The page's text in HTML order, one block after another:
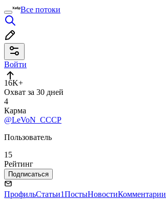
Все потоки
Войти
16K+
Охват за 30 дней
4
Карма
@LeVoN_CCCP
Пользователь
15
Рейтинг
Подписаться
ПрофильСтатьи1ПостыНовостиКомментарии